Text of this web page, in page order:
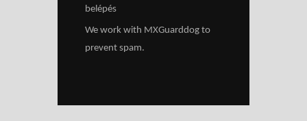
belépés
We work with MXGuarddog to
prevent spam.